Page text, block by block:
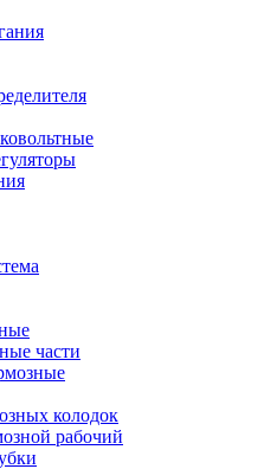
части
колодок
рабочий